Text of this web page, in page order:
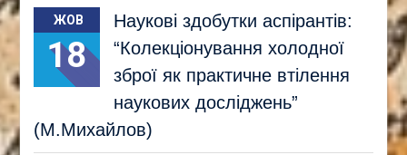
ЖОВ
18
Наукові здобутки аспірантів:
“Колекціонування холодної
зброї як практичне втілення
наукових досліджень”
(М.Михайлов)